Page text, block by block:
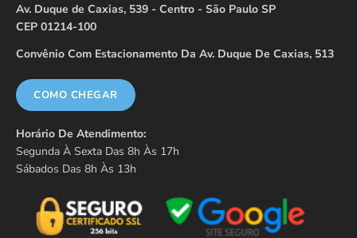
Av. Duque de Caxias, 539 - Centro - São Paulo SP
CEP 01214-100
Convênio Com Estacionamento Da Av. Duque De Caxias, 513
COMO CHEGAR
Horário De Atendimento:
Segunda À Sexta Das 8h Às 17h
Sábados Das 8h Às 13h